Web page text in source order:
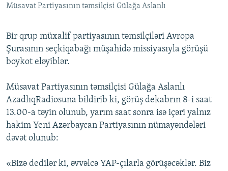
BIZIMLƏ ƏLAQƏ
Müsavat Partiyasının təmsilçisi Gülağa Aslanlı
Bir qrup müxalif partiyasının təmsilçiləri Avropa
Şurasının seçkiqabağı müşahidə missiyasıyla görüşü
boykot eləyiblər.
Müsavat Partiyasının təmsilçisi Gülağa Aslanlı
AzadlıqRadiosuna bildirib ki, görüş dekabrın 8-i saat
13.00-a təyin olunub, yarım saat sonra isə içəri yalnız
hakim Yeni Azərbaycan Partiyasının nümayəndələri
dəvət olunub:
«Bizə dedilər ki, əvvəlcə YAP-çılarla görüşəcəklər. Biz